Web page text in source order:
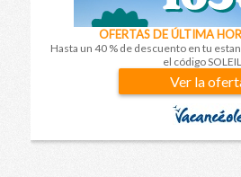
OFERTAS DE ÚLTIMA
Hasta un 40 % de descuento en tu
el código
Ver la